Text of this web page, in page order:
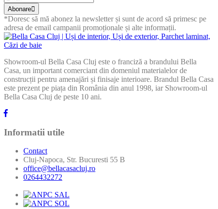
Abonare
*Doresc să mă abonez la newsletter și sunt de acord să primesc pe
adresa de email campanii promoționale și alte informații.
Showroom-ul Bella Casa Cluj este o franciză a brandului Bella
Casa, un important comerciant din domeniul materialelor de
construcții pentru amenajări și finisaje interioare. Brandul Bella Casa
este prezent pe piața din România din anul 1998, iar Showroom-ul
Bella Casa Cluj de peste 10 ani.
Informatii utile
Contact
Cluj-Napoca, Str. Bucuresti 55 B
office@bellacasacluj.ro
0264432272